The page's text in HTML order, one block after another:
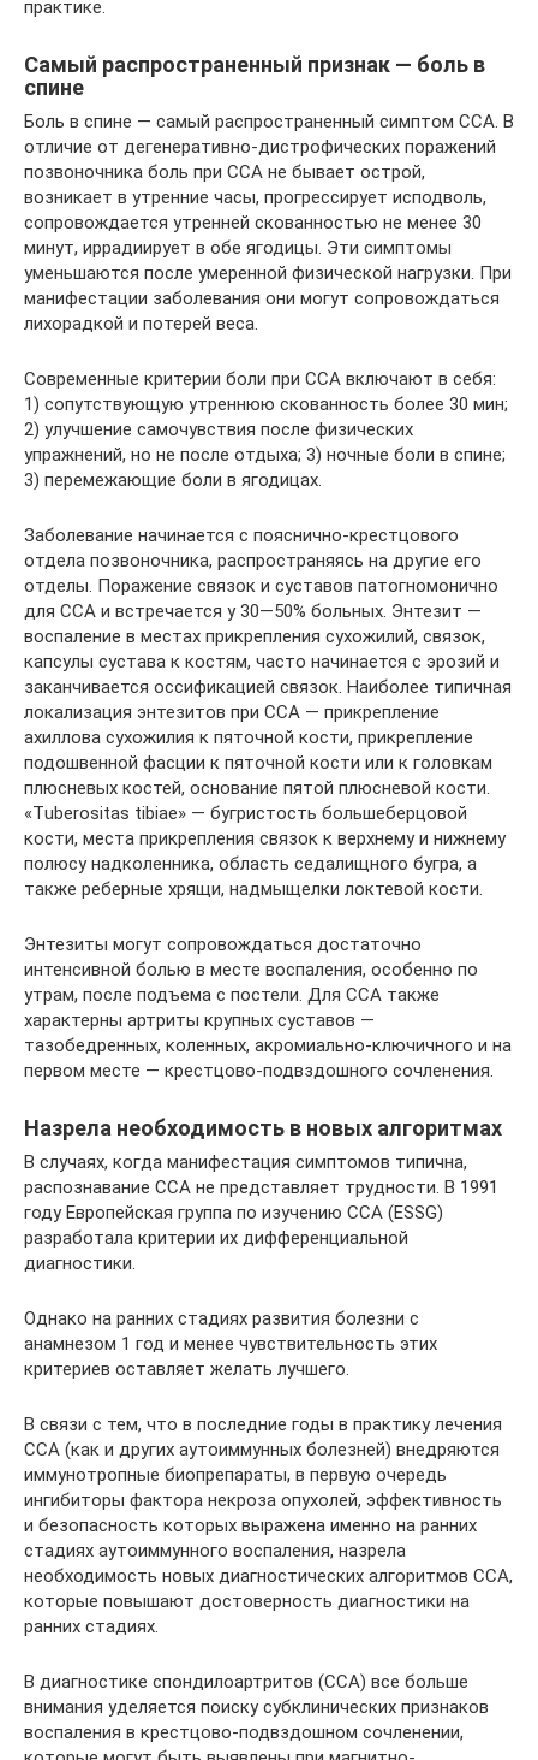
практике.
Самый распространенный признак — боль в
спине
Боль в спине — самый распространенный симптом ССА. В
отличие от дегенеративно-дистрофических поражений
позвоночника боль при ССА не бывает острой,
возникает в утренние часы, прогрессирует исподволь,
сопровождается утренней скованностью не менее 30
минут, иррадиирует в обе ягодицы. Эти симптомы
уменьшаются после умеренной физической нагрузки. При
манифестации заболевания они могут сопровождаться
лихорадкой и потерей веса.
Современные критерии боли при ССА включают в себя:
1) сопутствующую утреннюю скованность более 30 мин;
2) улучшение самочувствия после физических
упражнений, но не после отдыха; 3) ночные боли в спине;
3) перемежающие боли в ягодицах.
Заболевание начинается с пояснично-крестцового
отдела позвоночника, распространяясь на другие его
отделы. Поражение связок и суставов патогномонично
для ССА и встречается у 30—50% больных. Энтезит —
воспаление в местах прикрепления сухожилий, связок,
капсулы сустава к костям, часто начинается с эрозий и
заканчивается оссификацией связок. Наиболее типичная
локализация энтезитов при ССА — прикрепление
ахиллова сухожилия к пяточной кости, прикрепление
подошвенной фасции к пяточной кости или к голов­кам
плюсневых костей, основание пятой плюсневой кости.
«Тuberositas tibiae» — бугристость большеберцовой
кости, места прикрепления связок к верхнему и нижнему
полюсу надколенника, область седалищного бугра, а
также реберные хрящи, надмыщелки локтевой кости.
Энтезиты могут сопровождаться достаточно
интенсивной болью в месте воспаления, особенно по
утрам, после подъема с постели. Для ССА также
характерны артриты крупных суставов —
тазобедренных, коленных, акромиально-ключичного и на
первом месте — крестцово-подвздошного сочленения.
Назрела необходимость в новых алгоритмах
В случаях, когда манифестация симп­томов типична,
распознавание ССА не представляет трудности. В 1991
году Европейская группа по изучению ССА (ESSG)
разработала критерии их дифференциальной
диагностики.
Однако на ранних стадиях развития болезни с
анамнезом 1 год и менее чувст­вительность этих
критериев оставляет желать лучшего.
В связи с тем, что в последние годы в практику лечения
ССА (как и других аутоиммунных болезней) внедряются
иммунотропные биопрепараты, в первую очередь
ингибиторы фактора некроза опухолей, эффективность
и безопасность которых выражена именно на ранних
стадиях аутоиммунного воспаления, назрела
необходимость новых диагностических алгоритмов ССА,
которые повышают достоверность диагностики на
ранних стадиях.
В диагностике спондилоартритов (ССА) все больше
внимания уделяется поиску субклинических признаков
воспаления в крестцово-подвздошном сочленении,